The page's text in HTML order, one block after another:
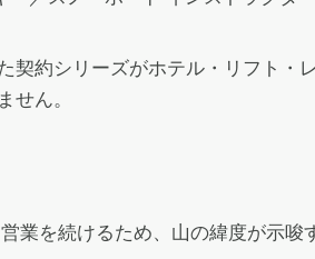
契約シリーズがホテル・リフト・
ん。
業を続けるため、山の緯度が示唆